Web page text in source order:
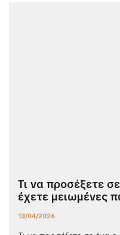
Τι να προσέξετε
έχετε μειωμένες
13/04/2026